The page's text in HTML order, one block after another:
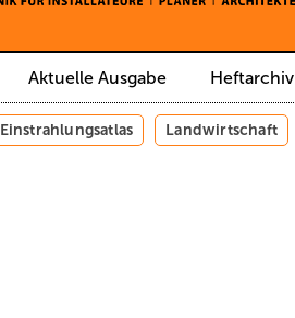
Aktuelle Ausgabe Heftarchiv
Einstrahlungsatlas Landwirtschaft